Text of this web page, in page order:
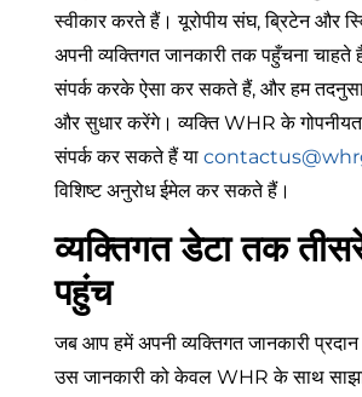
स्वीकार करते हैं। यूरोपीय संघ, ब्रिटेन और
अपनी व्यक्तिगत जानकारी तक पहुँचना
संपर्क करके ऐसा कर सकते हैं, और हम
और सुधार करेंगे। व्यक्ति WHR के
संपर्क कर सकते हैं या
विशिष्ट अनुरोध ईमेल कर सकते हैं।
व्यक्तिगत डेटा तक
पहुंच
जब आप हमें अपनी व्यक्तिगत जानकारी
उस जानकारी को केवल WHR के साथ